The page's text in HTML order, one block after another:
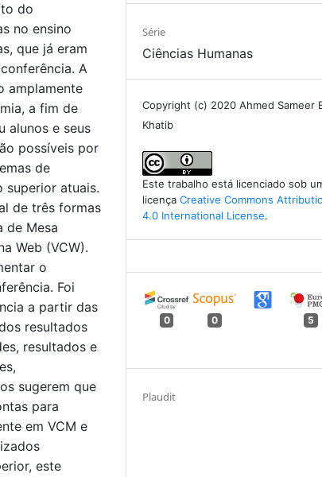
do
no ensino
que já eram
A
amplamente
a fim de
alunos e seus
possíveis por
de
superior atuais.
de três formas
de Mesa
Web (VCW).
o
Foi
a partir das
resultados
resultados e
sugerem que
para
em VCM e
este
Série
Ciências Humanas
Copyright (c) 2020 Ahmed Sameer
Khatib
Este trabalho está licenciado sob
licençaCreative Commons
4.0 International License.
0 0 5
Plaudit